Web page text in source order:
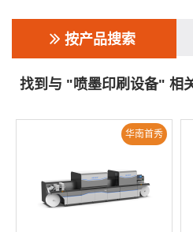
按产品搜索
找到与 "喷墨印刷设备" 相
华南首秀